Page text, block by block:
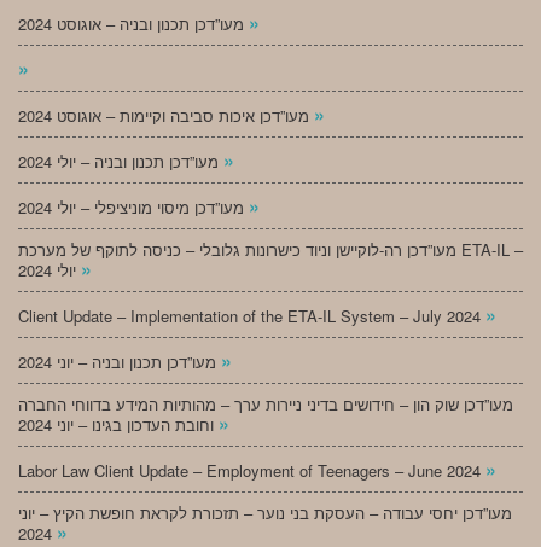
»
»
»
»
»
מעו”דכן רה-לוקיישן וניוד כישרונות גלובלי – כניסה לתוקף של מערכת ETA-IL –
»
Client Update – Implementation of the ETA-IL System – July 2024 »
»
מעו”דכן שוק הון – חידושים בדיני ניירות ערך – מהותיות המידע בדווחי החברה
»
Labor Law Client Update – Employment of Teenagers – June 2024 »
מעו”דכן יחסי עבודה – העסקת בני נוער – תזכורת לקראת חופשת הקיץ – יוני
»